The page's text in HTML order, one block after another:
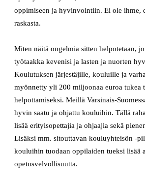
oppimiseen ja hyvinvointiin. Ei ole ihme,
raskasta.
Miten näitä ongelmia sitten helpotetaan,
työtaakka kevenisi ja lasten ja nuorten
Koulutuksen järjestäjille, kouluille ja
myönnetty yli 200 miljoonaa euroa tukea
helpottamiseksi. Meillä Varsinais-
hyvin saatu ja ohjattu kouluihin. Tällä
lisää erityisopettajia ja ohjaajia sekä
Lisäksi mm. sitouttavan kouluyhteisön -
kouluihin tuodaan oppilaiden tueksi lisää
opetusvelvollisuutta.